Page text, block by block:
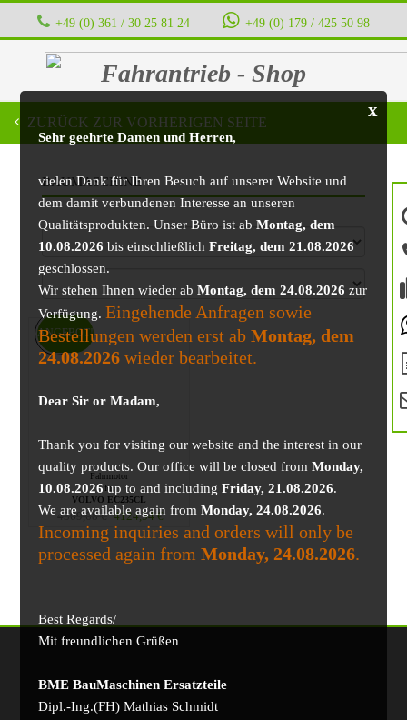
+49 (0) 361 / 30 25 81 24 ‭ ‭ ‭ ‭ +49 (0) 179 / 425 50 98
Fahrantrieb - Shop
x
Sehr geehrte Damen und Herren,
vielen Dank für Ihren Besuch auf unserer Website und
dem damit verbundenen Interesse an unseren
Qualitätsprodukten. Unser Büro ist abMontag, dem
10.08.2026 bis einschließlichFreitag, dem 21.08.2026
geschlossen.
Wir stehen Ihnen wieder abMontag, dem 24.08.2026 zur
Verfügung. Eingehende Anfragen sowie
Bestellungen werden erst abMontag, dem
24.08.2026 wieder bearbeitet.
Dear Sir or Madam,
Thank you for visiting our website and the interest in our
quality products. Our office will be closed fromMonday,
10.08.2026up to and includingFriday, 21.08.2026.
We are available again fromMonday, 24.08.2026.
Incoming inquiries and orders will only be
processed again fromMonday, 24.08.2026.
Best Regards/
Mit freundlichen Grüßen
BME BauMaschinen Ersatzteile
Dipl.-Ing.(FH) Mathias Schmidt
ZURÜCK ZUR VORHERIGEN SEITE
BAUMASCHINE
Fahrmotor
für
VOLVO EC235CL
4369,68€ 4124,54€
ANGEBOT!